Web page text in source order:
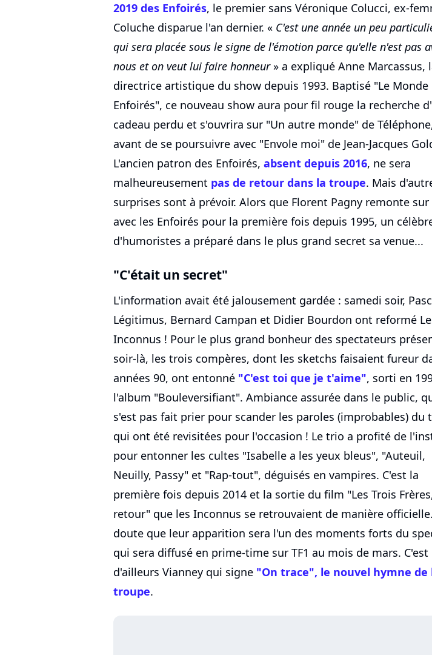
2019 des Enfoirés, le premier sans Véronique Colucci, ex-
Coluche disparue l'an dernier. « C'est une année un peu
qui sera placée sous le signe de l'émotion parce qu'elle n'est pas
nous et on veut lui faire honneur» a expliqué Anne Marcassus,
directrice artistique du show depuis 1993. Baptisé "Le Monde
Enfoirés", ce nouveau show aura pour fil rouge la recherche
cadeau perdu et s'ouvrira sur "Un autre monde" de
avant de se poursuivre avec "Envole moi" de Jean-Jacques
L'ancien patron des Enfoirés, absent depuis 2016, ne sera
malheureusement pas de retour dans la troupe. Mais
surprises sont à prévoir. Alors que Florent Pagny remonte sur
avec les Enfoirés pour la première fois depuis 1995, un
d'humoristes a préparé dans le plus grand secret sa venue...
"C'était un secret"
L'information avait été jalousement gardée : samedi soir,
Légitimus, Bernard Campan et Didier Bourdon ont reformé
Inconnus ! Pour le plus grand bonheur des spectateurs
soir-là, les trois compères, dont les sketchs faisaient fureur
années 90, ont entonné "C'est toi que je t'aime", sorti en
l'album "Bouleversifiant". Ambiance assurée dans le public,
s'est pas fait prier pour scander les paroles (improbables) du
qui ont été revisitées pour l'occasion ! Le trio a profité de
pour entonner les cultes "Isabelle a les yeux bleus", "Auteuil,
Neuilly, Passy" et "Rap-tout", déguisés en vampires. C'est la
première fois depuis 2014 et la sortie du film "Les Trois
retour" que les Inconnus se retrouvaient de manière
doute que leur apparition sera l'un des moments forts du
qui sera diffusé en prime-time sur TF1 au mois de mars. C'est
d'ailleurs Vianney qui signe "On trace", le nouvel hymne de
troupe.